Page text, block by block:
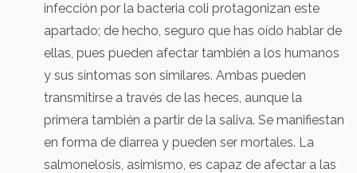
infección por la bacteria coli protagonizan este
apartado; de hecho, seguro que has oído hablar de
ellas, pues pueden afectar también a los humanos
y sus síntomas son similares. Ambas pueden
transmitirse a través de las heces, aunque la
primera también a partir de la saliva. Se manifiestan
en forma de diarrea y pueden ser mortales. La
salmonelosis, asimismo, es capaz de afectar a las